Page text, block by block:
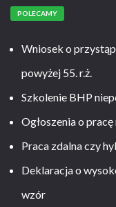
POLECAMY
Wniosek o
powyżej 55. r.ż.
Szkolenie BHP
Ogłoszenia o
Praca zdalna czy
Deklaracja o
wzór